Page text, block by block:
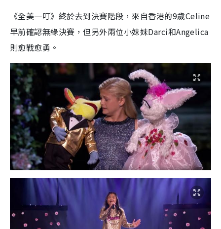
《全美一叮》終於去到決賽階段，來自香港的9歲Celine
早前確認無緣決賽，但另外兩位小妹妹Darci和Angelica
則愈戰愈勇。